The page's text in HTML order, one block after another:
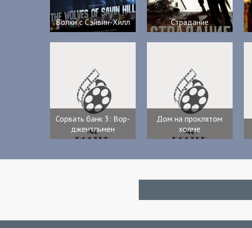
Волки с Сэйвин-Хилл Страдание
Сорвать банк 3: Вор-
джентльмен
Дом на проклятом
холме